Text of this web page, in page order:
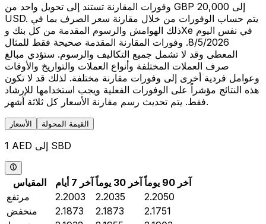
وفورات المقارنة تستند إلى تحويل واحد من GBP 20,000 إلى
USD. يتم حساب الوفورات من خلال مقارنة سعر الصرف بما في
ذلك الهوامش والرسوم المقدمة من كل بنك وXe في نفس اليوم
8/5/2026. وفورات المقارنة المقدمة صحيحة فقط للمثال
المعطى وقد لا تشمل جميع التكاليف والرسوم. ستؤدي مبالغ
صرف العملات المختلفة وأنواع العملات والتواريخ والأوقات
وعوامل فردية أخرى إلى وفورات مقارنة مختلفة. لذلك قد لا تكون
هذه النتائج مؤشراً على الوفورات الفعلية ويجب استخدامها للإرشاد
فقط. يتم تحديث رسم مقارنة الأسعار كل ثلاثة أشهر.
الأسعار القيمة المحولة
1 AED إلى SBD
المقياس آخر 7 أيام آخر 30 يوماً
آخر 90 يوماً
مرتفع
2.2003 2.2035
2.2050
منخفض
2.1873 2.1873
2.1751